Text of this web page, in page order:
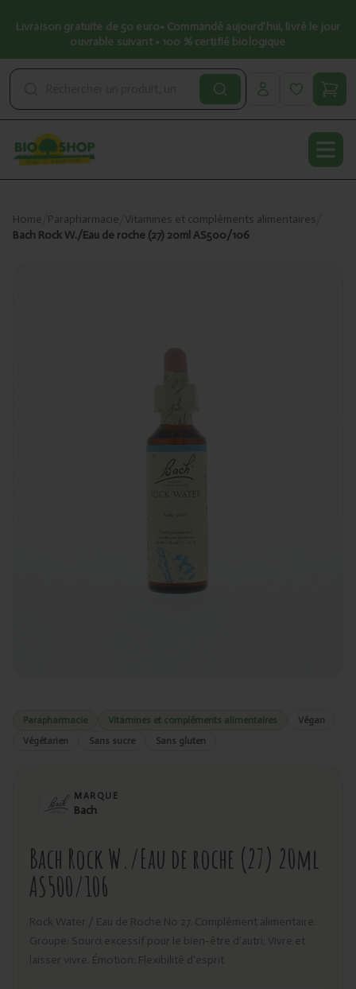
Livraison gratuite de 50 euro• Commandé aujourd’hui, livré le jour
ouvrable suivant • 100 % certifié biologique
Home Parapharmacie Vitamines et compléments alimentaires
Bach Rock W./Eau de roche (27) 20ml AS500/106
Parapharmacie Vitamines et compléments alimentaires
Végan
Végétarien
Sans sucre Sans gluten
MARQUE
Bach
Bach Rock W./Eau de roche (27) 20ml
AS500/106
Rock Water / Eau de Roche No 27. Complément alimentaire.
Groupe: Sourci excessif pour le bien-être d'autri; Vivre et
laisser vivre. Émotion: Flexibilité d'esprit